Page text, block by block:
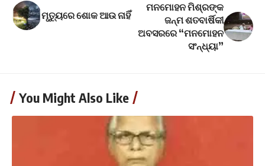
ମୃତ୍ୟୁରେ ଶୋକ ଆଉ ନାହିଁ
ମନମୋହନ ମିଶ୍ରଙ୍କ
ଜନ୍ମ ଶତବାର୍ଷିକୀ
ଅବସରରେ “ମନମୋହନ
ସଂନ୍ଧ୍ୟା”
You Might Also Like